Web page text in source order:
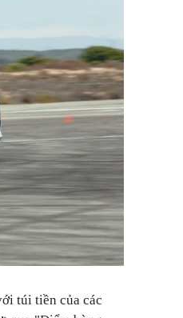
túi tiền của các